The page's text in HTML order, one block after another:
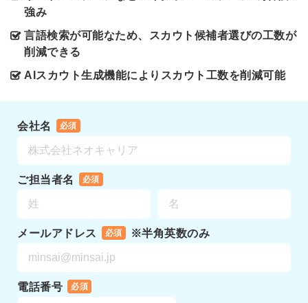
強み
言語検索が可能なため、スカウト候補者選びの工数が
削減できる
AIスカウト生成機能によりスカウト工数を削減可能
会社名 必須
ご担当者名 必須
メールアドレス 必須 ※半角英数のみ
電話番号 必須